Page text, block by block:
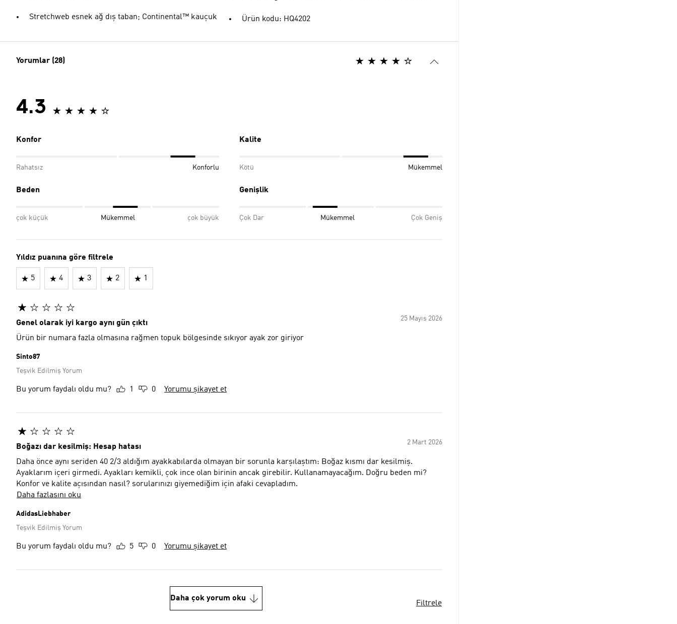
Stretchweb esnek ağ dış taban; Continental™ kauçuk Ürün kodu: HQ4202
Yorumlar (28)
4.3
Konfor
Rahatsız Konforlu
Kalite
Kötü Mükemmel
Beden
çok küçük Mükemmel çok büyük
Genişlik
Çok Dar Mükemmel Çok Geniş
Yıldız puanına göre filtrele
5 4 3 2 1
25 Mayıs 2026
Genel olarak iyi kargo aynı gün çıktı
Ürün bir numara fazla olmasına rağmen topuk bölgesinde sıkıyor ayak zor giriyor
Sinto87
Teşvik Edilmiş Yorum
Bu yorum faydalı oldu mu? 1 0 Yorumu şikayet et
2 Mart 2026
Boğazı dar kesilmiş: Hesap hatası
Daha önce aynı seriden 40 2/3 aldığım ayakkabılarda olmayan bir sorunla karşılaştım: Boğaz kısmı dar kesilmiş.
Ayaklarım içeri girmedi. Ayakları kemikli, çok ince olan birinin ancak girebilir. Kullanamayacağım. Doğru beden mi?
Konfor ve kalite açısından nasıl? sorularınızı giyemediğim için afaki cevapladım.
Daha fazlasını oku
AdidasLiebhaber
Teşvik Edilmiş Yorum
Bu yorum faydalı oldu mu? 5 0 Yorumu şikayet et
Daha çok yorum oku
Filtrele